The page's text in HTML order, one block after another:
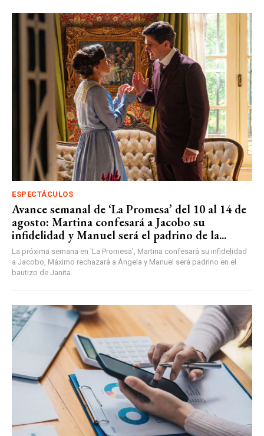
ESPECTÁCULOS
Avance semanal de ‘La Promesa’ del 10 al 14 de
agosto: Martina confesará a Jacobo su
infidelidad y Manuel será el padrino de la...
La próxima semana en 'La Promesa', Martina confesará su infidelidad
a Jacobo, Máximo rechazará a Ángela y Manuel será padrino en el
bautizo de Janita.